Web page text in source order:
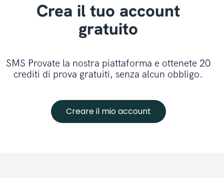
Crea il tuo account
gratuito
SMS Provate la nostra piattaforma e ottenete 20
crediti di prova gratuiti, senza alcun obbligo.
Creare il mio account